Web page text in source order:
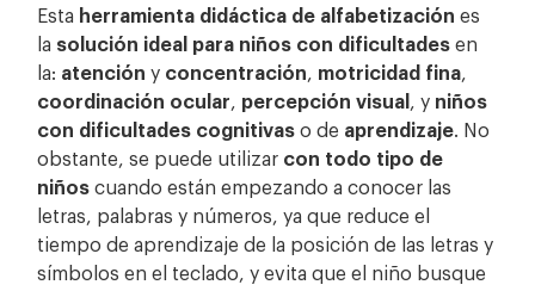
Esta herramienta didáctica de alfabetizaciónes
la solución ideal para niños con dificultadesen
la: atención y concentración, motricidad fina,
coordinación ocular, percepción visual, y niños
con dificultades cognitivaso de aprendizaje. No
obstante, se puede utilizar con todo tipo de
niñoscuando están empezando a conocer las
letras, palabras y números, ya que reduce el
tiempo de aprendizaje de la posición de las letras y
símbolos en el teclado, y evita que el niño busque